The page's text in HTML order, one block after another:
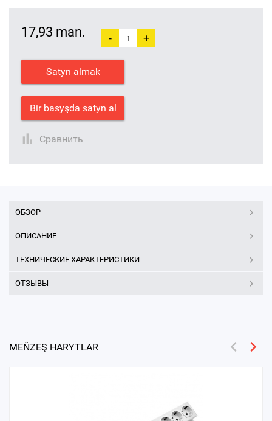
17,93 man. - +
Satyn almak
Bir basyşda satyn al
Сравнить
ОБЗОР
ОПИСАНИЕ
ТЕХНИЧЕСКИЕ ХАРАКТЕРИСТИКИ
ОТЗЫВЫ
MEŇZEŞ HARYTLAR